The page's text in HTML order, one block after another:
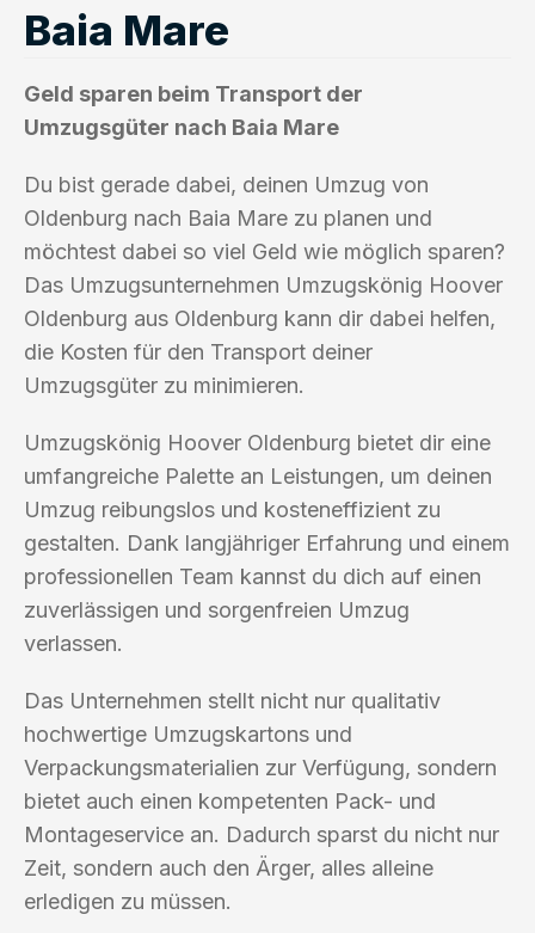
Baia Mare
Geld sparen beim Transport der
Umzugsgüter nach Baia Mare
Du bist gerade dabei, deinen Umzug von
Oldenburg nach Baia Mare zu planen und
möchtest dabei so viel Geld wie möglich sparen?
Das Umzugsunternehmen Umzugskönig Hoover
Oldenburg aus Oldenburg kann dir dabei helfen,
die Kosten für den Transport deiner
Umzugsgüter zu minimieren.
Umzugskönig Hoover Oldenburg bietet dir eine
umfangreiche Palette an Leistungen, um deinen
Umzug reibungslos und kosteneffizient zu
gestalten. Dank langjähriger Erfahrung und einem
professionellen Team kannst du dich auf einen
zuverlässigen und sorgenfreien Umzug
verlassen.
Das Unternehmen stellt nicht nur qualitativ
hochwertige Umzugskartons und
Verpackungsmaterialien zur Verfügung, sondern
bietet auch einen kompetenten Pack- und
Montageservice an. Dadurch sparst du nicht nur
Zeit, sondern auch den Ärger, alles alleine
erledigen zu müssen.